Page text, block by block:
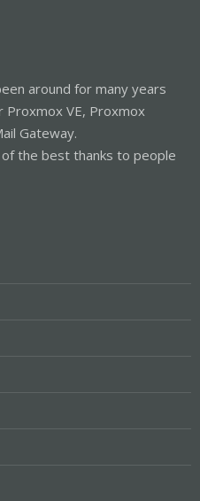
around for many years
VE, Proxmox
Gateway.
the best thanks to people